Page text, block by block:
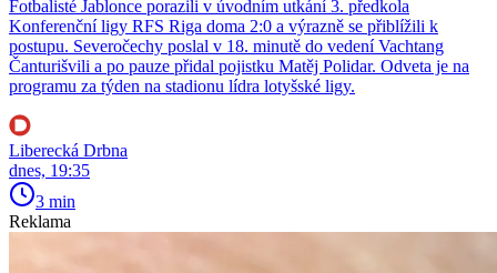
Fotbalisté Jablonce porazili v úvodním utkání 3. předkola
Konferenční ligy RFS Riga doma 2:0 a výrazně se přiblížili k
postupu. Severočechy poslal v 18. minutě do vedení Vachtang
Čanturišvili a po pauze přidal pojistku Matěj Polidar. Odveta je na
programu za týden na stadionu lídra lotyšské ligy.
Liberecká Drbna
dnes, 19:35
3 min
Reklama